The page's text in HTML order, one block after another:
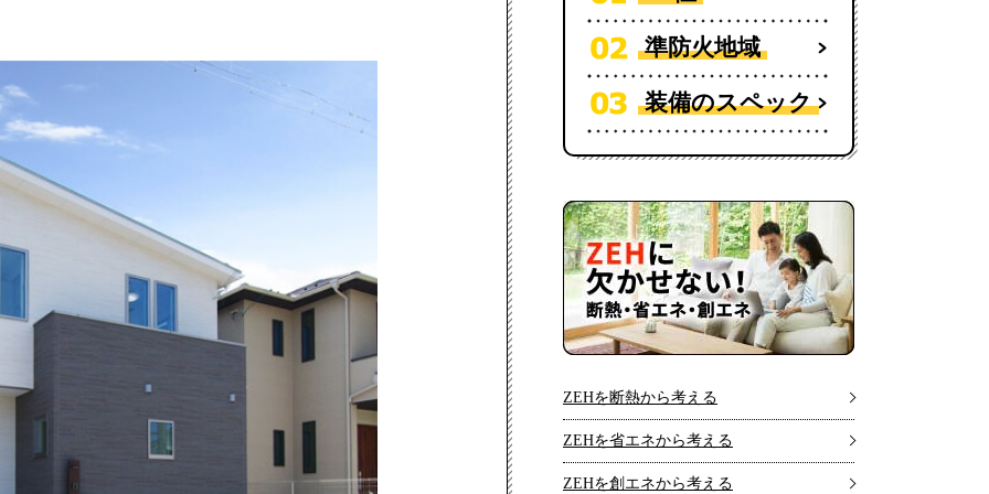
準防火地域
装備のスペック
ZEHを断熱から考える
ZEHを省エネから考える
ZEHを創エネから考える